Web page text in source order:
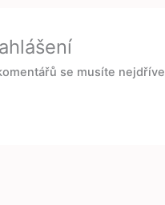
se musíte nejdříve